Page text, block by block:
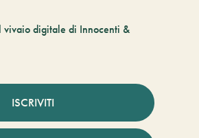
vivaio digitale di Innocenti &
ISCRIVITI